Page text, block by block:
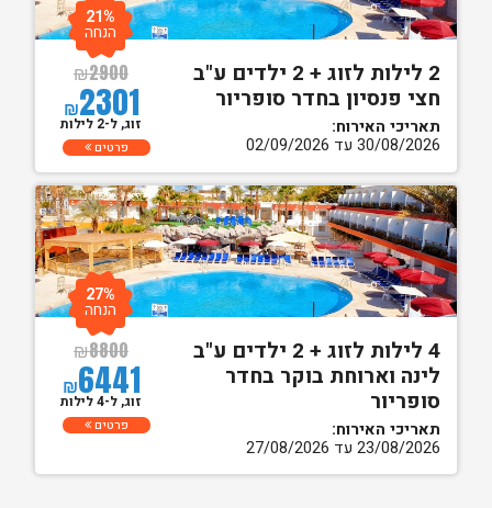
2 לילות לזוג + 2 ילדים ע"ב
חצי פנסיון בחדר סופריור
תאריכי האירוח:
30/08/2026 עד 02/09/2026
₪2900
₪2301
21%
הנחה
זוג, ל-2 לילות
פרטים
4 לילות לזוג + 2 ילדים ע"ב
לינה וארוחת בוקר בחדר
סופריור
תאריכי האירוח:
23/08/2026 עד 27/08/2026
₪8800
₪6441
27%
הנחה
זוג, ל-4 לילות
פרטים